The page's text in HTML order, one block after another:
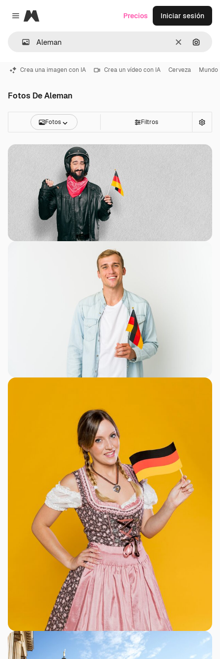
Close menu
Magnific
Borrar
Precios Iniciar sesión
Crea una imagen con IA Crea un vídeo con IA Cerveza Mundo
Fotos De Aleman
Fotos Filtros